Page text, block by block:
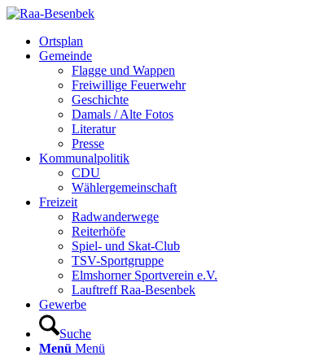
Ortsplan
Gemeinde
Flagge und Wappen
Freiwillige Feuerwehr
Geschichte
Damals / Alte Fotos
Literatur
Presse
Kommunalpolitik
CDU
Wählergemeinschaft
Freizeit
Radwanderwege
Reiterhöfe
Spiel- und Skat-Club
TSV-Sportgruppe
Elmshorner Sportverein e.V.
Lauftreff Raa-Besenbek
Gewerbe
Suche
Menü Menü